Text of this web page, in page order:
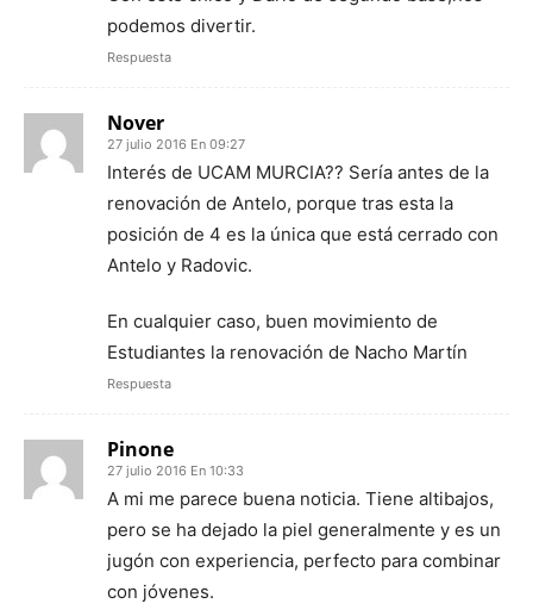
podemos divertir.
Respuesta
Nover
27 julio 2016 En 09:27
Interés de UCAM MURCIA?? Sería antes de la
renovación de Antelo, porque tras esta la
posición de 4 es la única que está cerrado con
Antelo y Radovic.
En cualquier caso, buen movimiento de
Estudiantes la renovación de Nacho Martín
Respuesta
Pinone
27 julio 2016 En 10:33
A mi me parece buena noticia. Tiene altibajos,
pero se ha dejado la piel generalmente y es un
jugón con experiencia, perfecto para combinar
con jóvenes.